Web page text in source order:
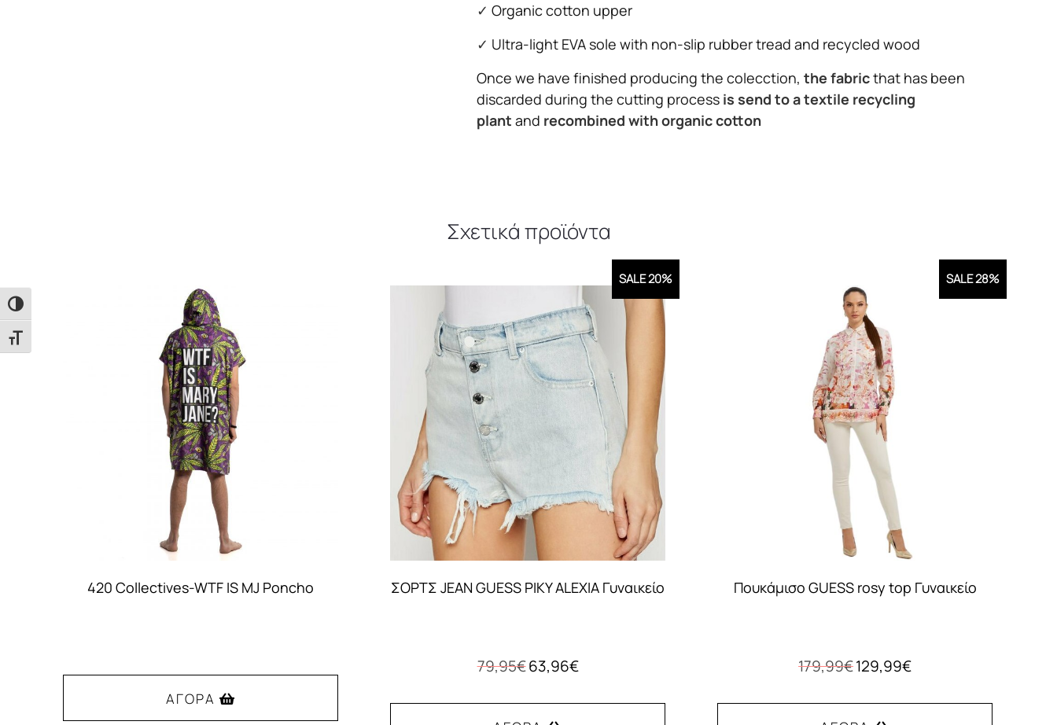
Εναλλαγή Υψηλής Αντίθεσης
Εναλλαγή Μεγέθους Γραμμάτων
✓ Organic cotton upper
✓ Ultra-light EVA sole with non-slip rubber tread and recycled wood
Once we have finished producing the colecction,the fabricthat has been
discarded during the cutting process is send to a textile recycling
plant and recombined with organic cotton
Σχετικά προϊόντα
420 Collectives-WTF IS MJ Poncho
ΑΓΟΡΆ
SALE 20%
ΣΟΡΤΣ JEAN GUESS PIKY ALEXIA Γυναικείο
79,95€ Original
was:
79,95€.
63,96€Η
τιμή
SALE 28%
Πουκάμισο GUESS rosy top Γυναικείο
179,99€Original
was:
179,99€.
129,99€Η
τιμή